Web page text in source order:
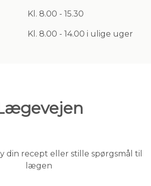
Kl. 8.00 - 15.30
Kl. 8.00 - 14.00 i ulige uger
din recept eller stille spørgsmål til
lægen